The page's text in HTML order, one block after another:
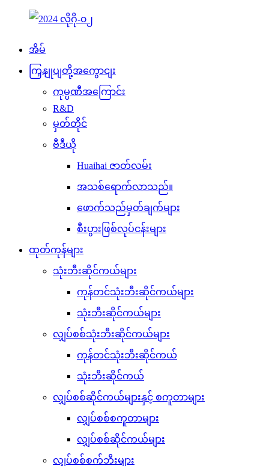
အိမ်
ကြှနျုပျတို့အကွောငျး
ကုမ္ပဏီအကြောင်း
R&D
မှတ်တိုင်
ဗီဒီယို
Huaihai ဇာတ်လမ်း
အသစ်ရောက်လာသည်။
ဖောက်သည်မှတ်ချက်များ
စီးပွားဖြစ်လုပ်ငန်းများ
ထုတ်ကုန်များ
သုံးဘီးဆိုင်ကယ်များ
ကုန်တင်သုံးဘီးဆိုင်ကယ်များ
သုံးဘီးဆိုင်ကယ်များ
လျှပ်စစ်သုံးဘီးဆိုင်ကယ်များ
ကုန်တင်သုံးဘီးဆိုင်ကယ်
သုံးဘီးဆိုင်ကယ်
လျှပ်စစ်ဆိုင်ကယ်များနှင့် စကူတာများ
လျှပ်စစ်စကူတာများ
လျှပ်စစ်ဆိုင်ကယ်များ
လျှပ်စစ်စက်ဘီးများ